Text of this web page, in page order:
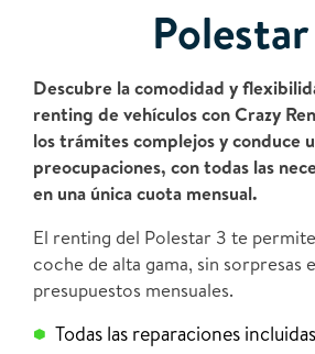
Descubre la comodidad y
renting de vehículos con Crazy
los trámites complejos y conduce
preocupaciones, con todas las
en una única cuota mensual.
El renting del Polestar 3 te
coche de alta gama, sin sorpresas
presupuestos mensuales.
Todas las reparaciones incluidas